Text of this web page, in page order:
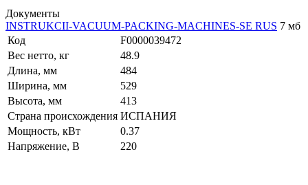
Документы
INSTRUKCII-VACUUM-PACKING-MACHINES-SE RUS 7 мб
Код
F0000039472
Вес нетто, кг
48.9
Длина, мм
484
Ширина, мм
529
Высота, мм
413
Страна происхождения ИСПАНИЯ
Мощность, кВт
0.37
Напряжение, В
220